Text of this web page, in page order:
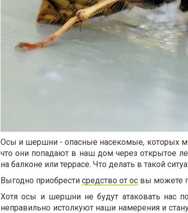
Осы и шершни - опасные насекомые, которых
что они попадают в наш дом через открытое
на балконе или террасе. Что делать в такой
Выгодно приобрести средство от ос вы можете
Хотя осы и шершни не будут атаковать нас
неправильно истолкуют наши намерения и